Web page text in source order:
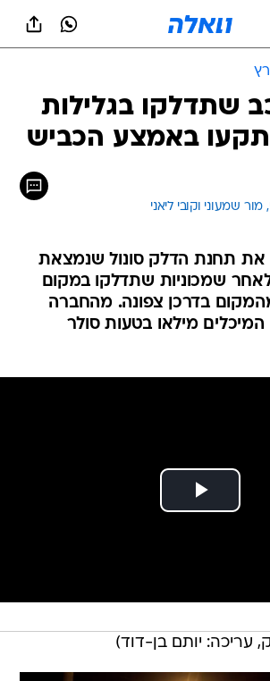
שתדלקו בגלילות
באמצע הכביש
מור שמעוני וקובי ליאני
תחנת הדלק סונול שנמצאת
שמכוניות שתדלקו במקום
בדרכן צפונה. מהחברה
מילאו בטעות סולר
עריכה: יותם בן-דוד)